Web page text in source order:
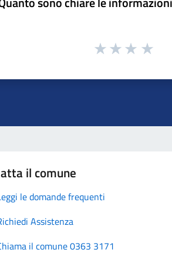
il comune
le domande frequenti
Assistenza
il comune 0363 3171